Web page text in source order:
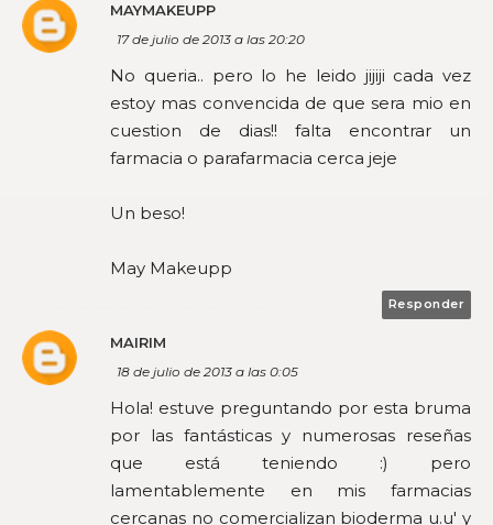
MAYMAKEUPP
17 de julio de 2013 a las 20:20
No queria.. pero lo he leido jijiji cada vez
estoy mas convencida de que sera mio en
cuestion de dias!! falta encontrar un
farmacia o parafarmacia cerca jeje
Un beso!
May Makeupp
Responder
MAIRIM
18 de julio de 2013 a las 0:05
Hola! estuve preguntando por esta bruma
por las fantásticas y numerosas reseñas
que está teniendo :) pero
lamentablemente en mis farmacias
cercanas no comercializan bioderma u.u' y